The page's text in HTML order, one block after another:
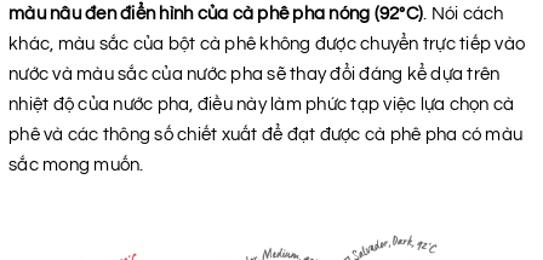
màu nâu đen điển hình của cà phê pha nóng (92°C). Nói cách
khác, màu sắc của bột cà phê không được chuyển trực tiếp vào
nước và màu sắc của nước pha sẽ thay đổi đáng kể dựa trên
nhiệt độ của nước pha, điều này làm phức tạp việc lựa chọn cà
phê và các thông số chiết xuất để đạt được cà phê pha có màu
sắc mong muốn.